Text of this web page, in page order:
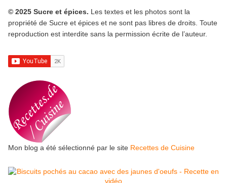
© 2025 Sucre et épices. Les textes et les photos sont la
propriété de Sucre et épices et ne sont pas libres de droits. Toute
reproduction est interdite sans la permission écrite de l’auteur.
Mon blog a été sélectionné par le site Recettes de Cuisine